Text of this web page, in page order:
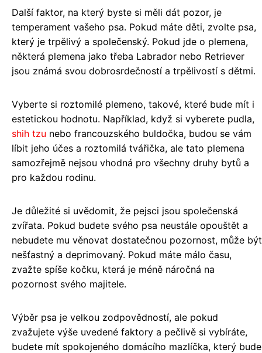
Další faktor, na který byste si měli dát pozor, je
temperament vašeho psa. Pokud máte děti, zvolte psa,
který je trpělivý a společenský. Pokud jde o plemena,
některá plemena jako třeba Labrador nebo Retriever
jsou známá svou dobrosrdečností a trpělivostí s dětmi.
Vyberte si roztomilé plemeno, takové, které bude mít i
estetickou hodnotu. Například, když si vyberete pudla,
shih tzu nebo francouzského buldočka, budou se vám
líbit jeho účes a roztomilá tvářička, ale tato plemena
samozřejmě nejsou vhodná pro všechny druhy bytů a
pro každou rodinu.
Je důležité si uvědomit, že pejsci jsou společenská
zvířata. Pokud budete svého psa neustále opouštět a
nebudete mu věnovat dostatečnou pozornost, může být
nešťastný a deprimovaný. Pokud máte málo času,
zvažte spíše kočku, která je méně náročná na
pozornost svého majitele.
Výběr psa je velkou zodpovědností, ale pokud
zvažujete výše uvedené faktory a pečlivě si vybíráte,
budete mít spokojeného domácího mazlíčka, který bude